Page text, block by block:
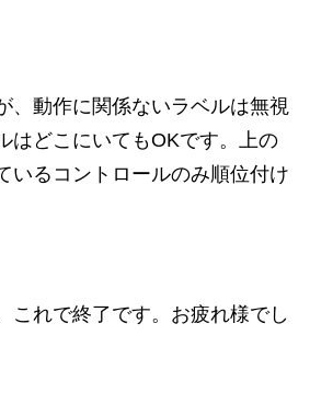
、動作に関係ないラベルは無視
はどこにいてもOKです。上の
いるコントロールのみ順位付け
これで終了です。お疲れ様でし